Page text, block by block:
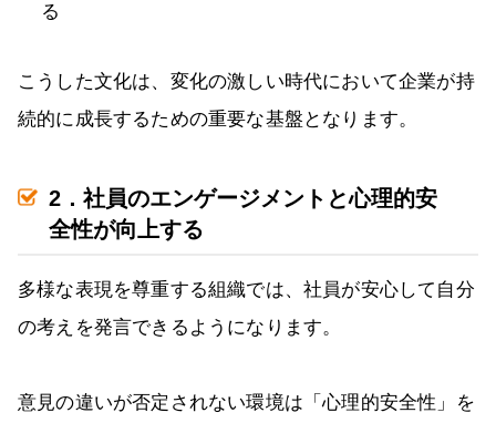
る
こうした文化は、変化の激しい時代において企業が持
続的に成長するための重要な基盤となります。
2．社員のエンゲージメントと心理的安
全性が向上する
多様な表現を尊重する組織では、社員が安心して自分
の考えを発言できるようになります。
意見の違いが否定されない環境は「心理的安全性」を